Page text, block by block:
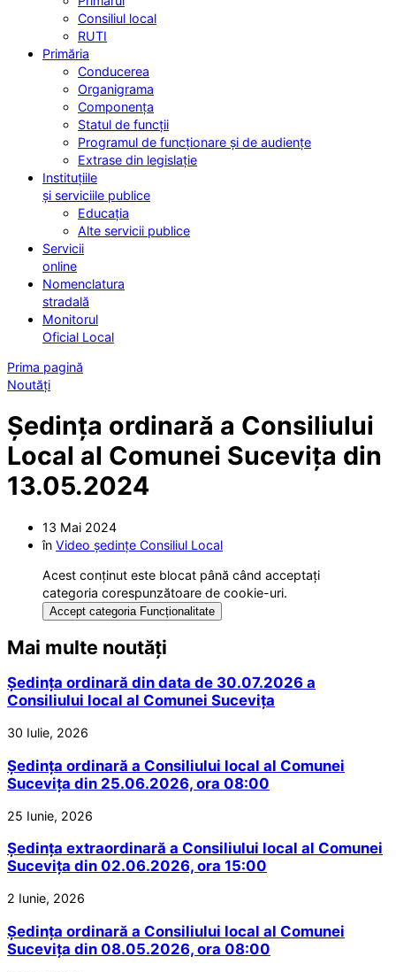
Consiliul local
RUTI
Primăria
Conducerea
Organigrama
Componența
Statul de funcții
Programul de funcționare și de audiențe
Extrase din legislație
Instituțiile
și serviciile publice
Educația
Alte servicii publice
Servicii
online
Nomenclatura
stradală
Monitorul
Oficial Local
Prima pagină
Noutăți
Ședința ordinară a Consiliului
Local al Comunei Sucevița din
13.05.2024
13 Mai 2024
în Video ședințe Consiliul Local
Acest conținut este blocat până când acceptați
categoria corespunzătoare de cookie-uri.
Accept categoria Funcționalitate
Mai multe noutăți
Ședința ordinară din data de 30.07.2026 a
Consiliului local al Comunei Sucevița
30 Iulie, 2026
Ședința ordinară a Consiliului local al Comunei
Sucevița din 25.06.2026, ora 08:00
25 Iunie, 2026
Ședința extraordinară a Consiliului local al Comunei
Sucevița din 02.06.2026, ora 15:00
2 Iunie, 2026
Ședința ordinară a Consiliului local al Comunei
Sucevița din 08.05.2026, ora 08:00